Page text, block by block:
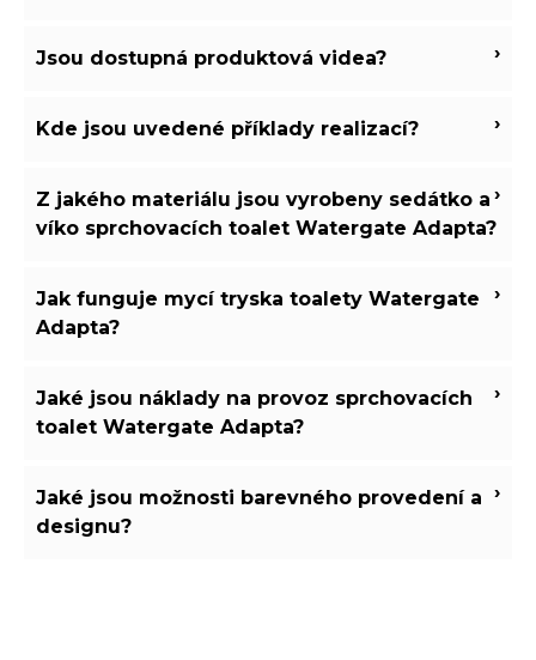
Jsou dostupná produktová videa? ›
Kde jsou uvedené příklady realizací? ›
Z jakého materiálu jsou vyrobeny sedátko a
víko sprchovacích toalet Watergate Adapta?
›
Jak funguje mycí tryska toalety Watergate
Adapta?
›
Jaké jsou náklady na provoz sprchovacích
toalet Watergate Adapta?
›
Jaké jsou možnosti barevného provedení a
designu?
›